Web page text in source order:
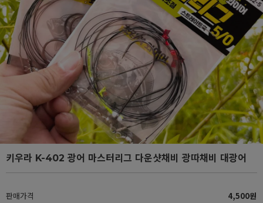
키우라 K-402 광어 마스터리그 다운샷채비 광따채비 대광어
판매가격
4,500원